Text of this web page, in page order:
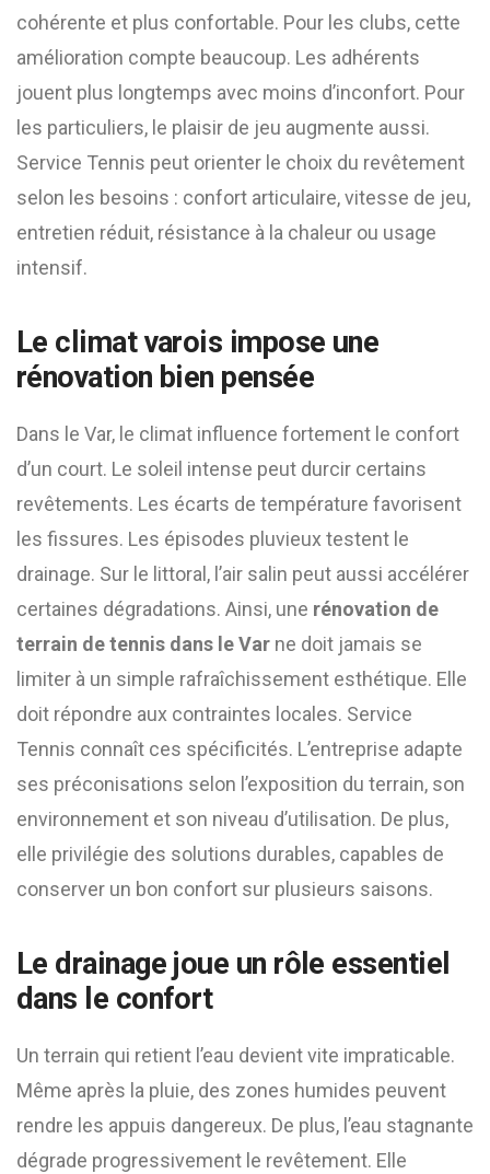
cohérente et plus confortable. Pour les clubs, cette
amélioration compte beaucoup. Les adhérents
jouent plus longtemps avec moins d’inconfort. Pour
les particuliers, le plaisir de jeu augmente aussi.
Service Tennis peut orienter le choix du revêtement
selon les besoins : confort articulaire, vitesse de jeu,
entretien réduit, résistance à la chaleur ou usage
intensif.
Le climat varois impose une
rénovation bien pensée
Dans le Var, le climat influence fortement le confort
d’un court. Le soleil intense peut durcir certains
revêtements. Les écarts de température favorisent
les fissures. Les épisodes pluvieux testent le
drainage. Sur le littoral, l’air salin peut aussi accélérer
certaines dégradations. Ainsi, une rénovation de
terrain de tennis dans le Var ne doit jamais se
limiter à un simple rafraîchissement esthétique. Elle
doit répondre aux contraintes locales. Service
Tennis connaît ces spécificités. L’entreprise adapte
ses préconisations selon l’exposition du terrain, son
environnement et son niveau d’utilisation. De plus,
elle privilégie des solutions durables, capables de
conserver un bon confort sur plusieurs saisons.
Le drainage joue un rôle essentiel
dans le confort
Un terrain qui retient l’eau devient vite impraticable.
Même après la pluie, des zones humides peuvent
rendre les appuis dangereux. De plus, l’eau stagnante
dégrade progressivement le revêtement. Elle